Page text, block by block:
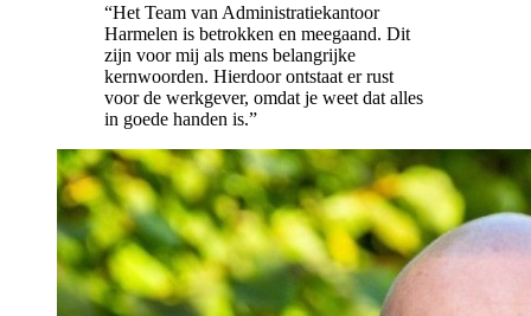
“Het Team van Administratiekantoor
Harmelen is betrokken en meegaand. Dit
zijn voor mij als mens belangrijke
kernwoorden. Hierdoor ontstaat er rust
voor de werkgever, omdat je weet dat alles
in goede handen is.”